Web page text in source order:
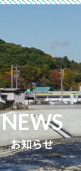
NEWS
お知らせ